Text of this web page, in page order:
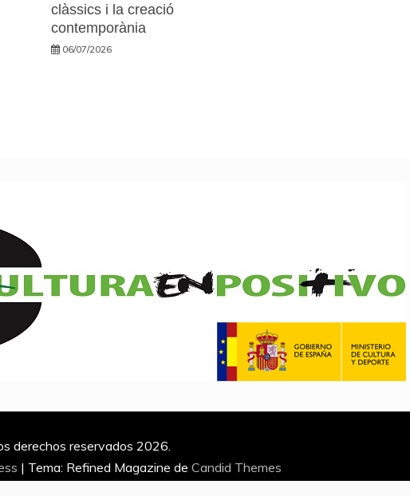
clàssics i la creació
contemporània
06/07/2026
derechos reservados 2026.
| Tema: Refined Magazine de Candid Themes